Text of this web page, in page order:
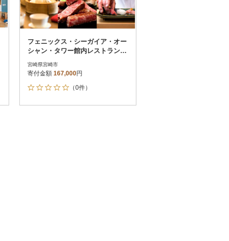
フェニックス・シーガイア・オー
シャン・タワー館内レストラン利
宮崎県宮崎市
寄付金額 167,000円
（0件）